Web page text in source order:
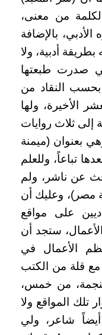
من معنى،
بالإضافة
أدبية، ولا
صدرت طبعتها
بحسب النقاد من
الأخيرة، ولها
إلى ثلاث روايات
بعنوان (ميمنة
تباعاً، وللعلم
عن ناشر، ولم
مصر)، وعليك أن
على مواقع
الأعمال، ستجد أن
الأعمال في
مع قلة من الكتب
من خمس،
تلك المواقع ولا
أيضاً شاعر، ولي